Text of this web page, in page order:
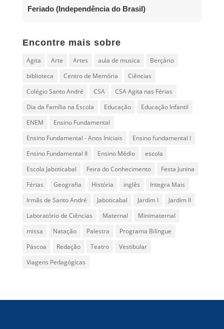
Feriado (Independência do Brasil)
Encontre mais sobre
Agita Arte Artes aula de musica
Berçário
biblioteca
Centro de Memória
Ciências
Colégio Santo André
CSA
CSA Agita nas Férias
Dia da Família na Escola
Educação
Educação Infantil
ENEM
Ensino Fundamental
Ensino Fundamental - Anos Iniciais
Ensino fundamental I
Ensino Fundamental II
Ensino Médio
escola
Escola Jaboticabal
Feira do Conhecimento
Festa Junina
Férias
Geografia História inglês
Integra Mais
Irmãs de Santo André
Jaboticabal Jardim I
Jardim II
Laboratório de Ciências
Maternal
Minimaternal
missa
Natação Palestra
Programa Bilíngue
Páscoa
Redação Teatro
Vestibular
Viagens Pedagógicas